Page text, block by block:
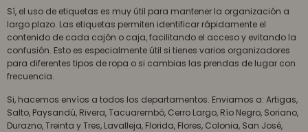
Sí, el uso de etiquetas es muy útil para mantener la organización a
largo plazo. Las etiquetas permiten identificar rápidamente el
contenido de cada cajón o caja, facilitando el acceso y evitando la
confusión. Esto es especialmente útil si tienes varios organizadores
para diferentes tipos de ropa o si cambias las prendas de lugar con
frecuencia.
Si, hacemos envíos a todos los departamentos. Enviamos a: Artigas,
Salto, Paysandú, Rivera, Tacuarembó, Cerro Largo, Río Negro, Soriano,
Durazno, Treinta y Tres, Lavalleja, Florida, Flores, Colonia, San José,